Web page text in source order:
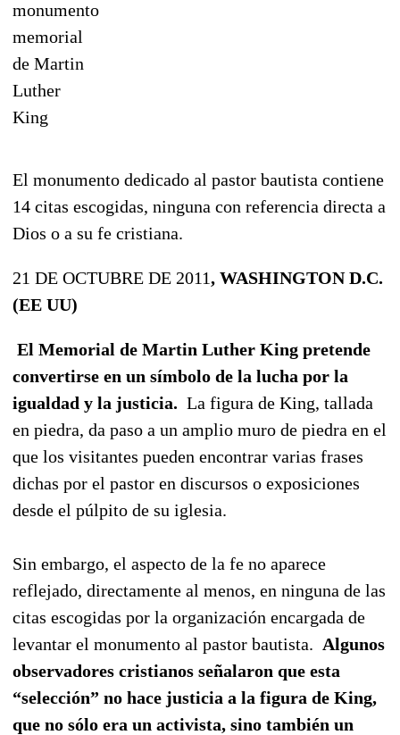
El monumento dedicado al pastor bautista contiene
14 citas escogidas, ninguna con referencia directa a
Dios o a su fe cristiana.
21 DE OCTUBRE DE 2011, WASHINGTON D.C.
(EE UU)
El Memorial de Martin Luther King pretende
convertirse en un símbolo de la lucha por la
igualdad y la justicia. La figura de King, tallada
en piedra, da paso a un amplio muro de piedra en el
que los visitantes pueden encontrar varias frases
dichas por el pastor en discursos o exposiciones
desde el púlpito de su iglesia.
Sin embargo, el aspecto de la fe no aparece
reflejado, directamente al menos, en ninguna de las
citas escogidas por la organización encargada de
levantar el monumento al pastor bautista. Algunos
observadores cristianos señalaron que esta
“selección” no hace justicia a la figura de King,
que no sólo era un activista, sino también un